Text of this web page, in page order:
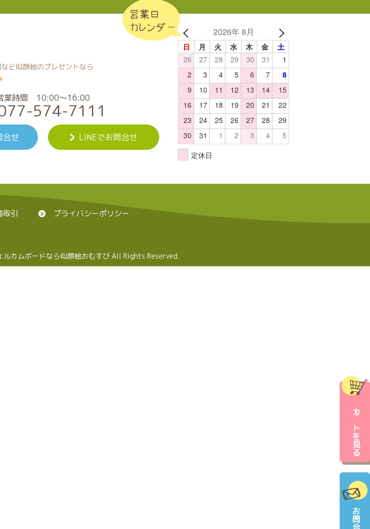
ど似顔絵のプレゼントなら
業時間 10:00～16:00
574-7111
合せ LINEでお問合せ
営業日
カレンダー
2026年 8月
日 月 火 水 木 金
土
26
27 28 29 30 31
1
2
3 4 5 6 7
8
9
10 11 12 13 14
15
16
17 18 19 20 21
22
23
24 25 26 27 28
29
30
31 1 2 3 4 5
定休日
引 プライバシーポリシー
カムボードなら似顔絵おむすび All Rights Reserved.
カートを見る